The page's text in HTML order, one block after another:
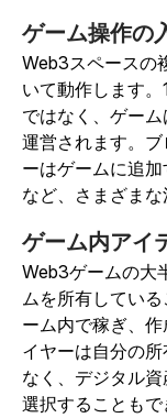
ゲーム操作の
Web3スペースの
いて動作します
ではなく、ゲー
運営されます。
ーはゲームに追
など、さまざま
ゲーム内アイ
Web3ゲームの大
ムを所有してい
ーム内で稼ぎ、
イヤーは自分の
なく、デジタル
選択することもで